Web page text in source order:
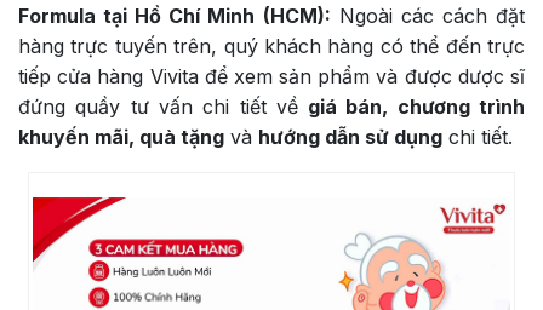
Formula tại Hồ Chí Minh (HCM): Ngoài các cách đặt
hàng trực tuyến trên, quý khách hàng có thể đến trực
tiếp cửa hàng Vivita để xem sản phẩm và được dược sĩ
đứng quầy tư vấn chi tiết về giá bán, chương trình
khuyến mãi, quà tặng và hướng dẫn sử dụng chi tiết.